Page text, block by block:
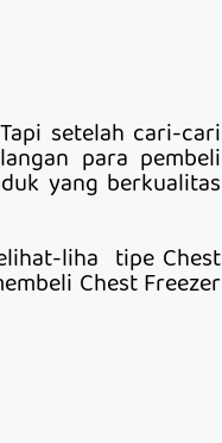
setelah cari-cari
para pembeli
yang berkualitas
liha tipe Chest
Chest Freezer